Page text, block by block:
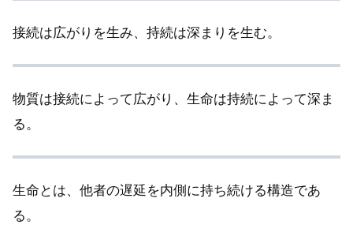
接続は広がりを生み、持続は深まりを生む。
物質は接続によって広がり、生命は持続によって深ま
る。
生命とは、他者の遅延を内側に持ち続ける構造であ
る。